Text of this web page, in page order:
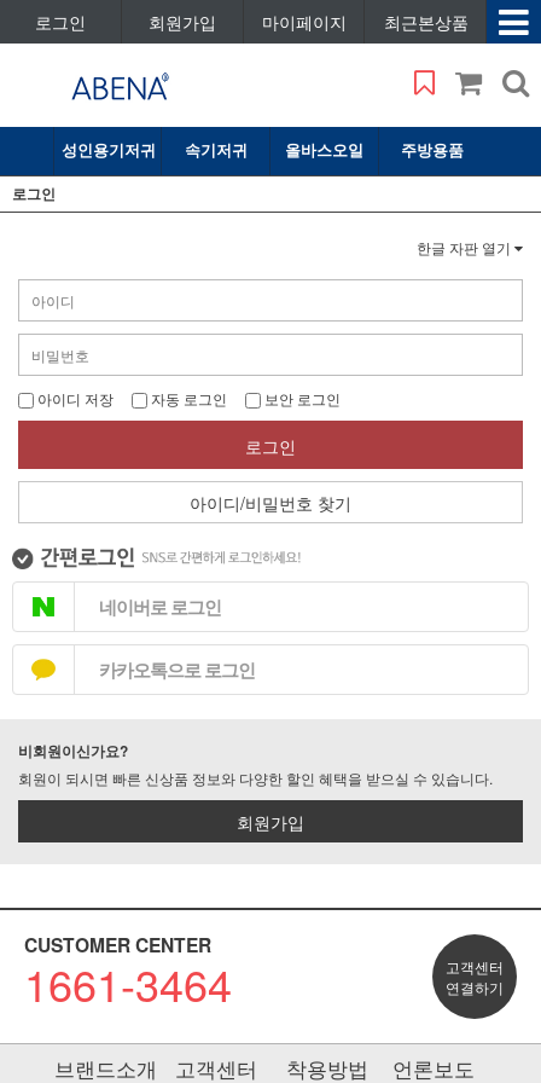
로그인 회원가입 마이페이지 최근본상품
성인용기저귀 속기저귀 올바스오일 주방용품
로그인
한글 자판 열기
아이디 저장 자동 로그인 보안 로그인
로그인
아이디/비밀번호 찾기
네이버로 로그인
카카오톡으로 로그인
비회원이신가요?
회원이 되시면 빠른 신상품 정보와 다양한 할인 혜택을 받으실 수 있습니다.
회원가입
CUSTOMER CENTER
1661-3464
고객센터
연결하기
브랜드소개 고객센터 착용방법 언론보도